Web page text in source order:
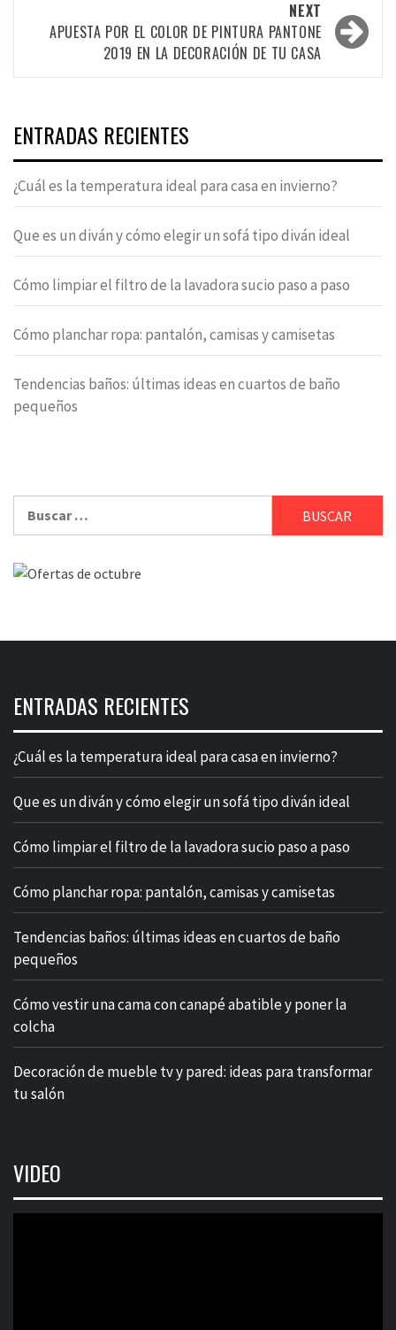
NEXT
APUESTA POR EL COLOR DE PINTURA PANTONE
2019 EN LA DECORACIÓN DE TU CASA
ENTRADAS RECIENTES
¿Cuál es la temperatura ideal para casa en invierno?
Que es un diván y cómo elegir un sofá tipo diván ideal
Cómo limpiar el filtro de la lavadora sucio paso a paso
Cómo planchar ropa: pantalón, camisas y camisetas
Tendencias baños: últimas ideas en cuartos de baño
pequeños
ENTRADAS RECIENTES
¿Cuál es la temperatura ideal para casa en invierno?
Que es un diván y cómo elegir un sofá tipo diván ideal
Cómo limpiar el filtro de la lavadora sucio paso a paso
Cómo planchar ropa: pantalón, camisas y camisetas
Tendencias baños: últimas ideas en cuartos de baño
pequeños
Cómo vestir una cama con canapé abatible y poner la
colcha
Decoración de mueble tv y pared: ideas para transformar
tu salón
VIDEO